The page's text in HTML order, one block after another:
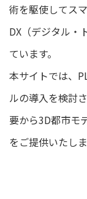
術を駆使してス
DX（デジタル・
ています。
本サイトでは、
ルの導入を検討
要から3D都市モ
をご提供いたしま